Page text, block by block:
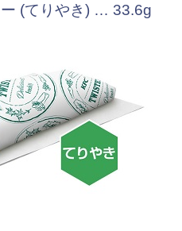
(てりやき) … 33.6g